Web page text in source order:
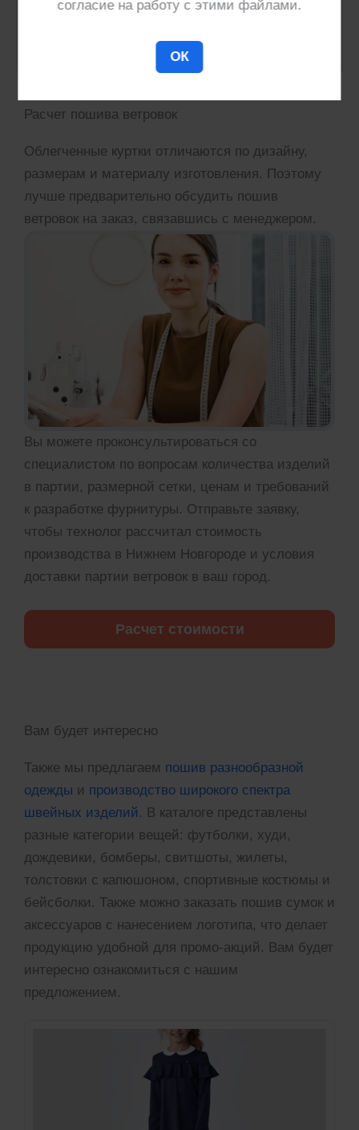
Расчет пошива ветровок
Облегченные куртки отличаются по дизайну,
размерам и материалу изготовления. Поэтому
лучше предварительно обсудить пошив
ветровок на заказ, связавшись с менеджером.
Вы можете проконсультироваться со
специалистом по вопросам количества изделий
в партии, размерной сетки, ценам и требований
к разработке фурнитуры. Отправьте заявку,
чтобы технолог рассчитал стоимость
производства в Нижнем Новгороде и условия
доставки партии ветровок в ваш город.
Расчет стоимости
Вам будет интересно
Также мы предлагаем пошив разнообразной
одежды и производство широкого спектра
швейных изделий . В каталоге представлены
разные категории вещей: футболки, худи,
дождевики, бомберы, свитшоты, жилеты,
толстовки с капюшоном, спортивные костюмы и
бейсболки. Также можно заказать пошив сумок и
аксессуаров с нанесением логотипа, что делает
продукцию удобной для промо-акций. Вам будет
интересно ознакомиться с нашим
предложением.
согласие на работу с этими файлами.
ОК